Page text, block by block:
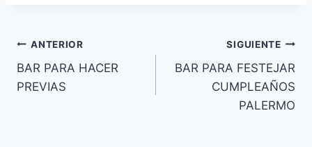
Navegación
de
ANTERIOR
BAR PARA HACER
PREVIAS
SIGUIENTE
BAR PARA FESTEJAR
CUMPLEAÑOS
PALERMO